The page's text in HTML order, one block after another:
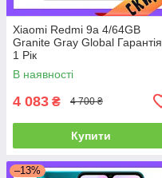
Xiaomi Redmi 9a 4/64GB
Granite Gray Global Гарантія
1 Рік
В наявності
4 083 ₴ 4 700 ₴
Купити
–13%